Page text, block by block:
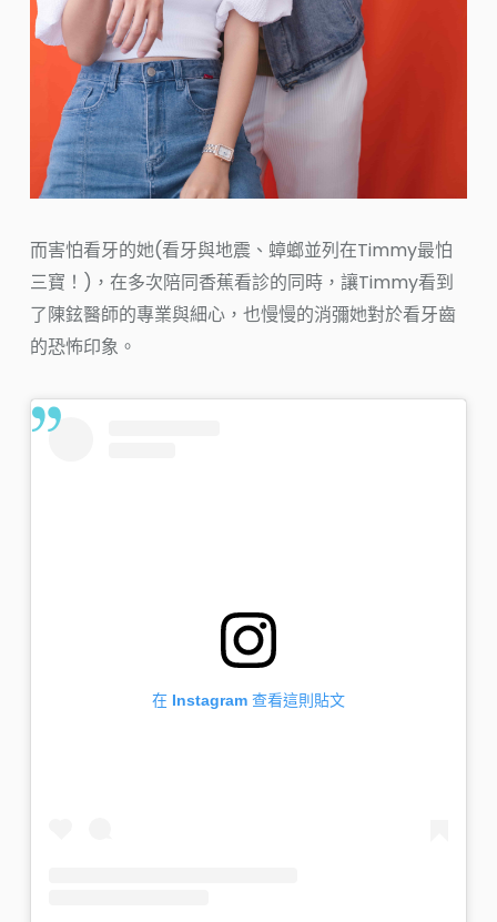
而害怕看牙的她(看牙與地震、蟑螂並列在Timmy最怕
三寶！)，在多次陪同香蕉看診的同時，讓Timmy看到
了陳鉉醫師的專業與細心，也慢慢的消彌她對於看牙齒
的恐怖印象。
在 Instagram 查看這則貼文